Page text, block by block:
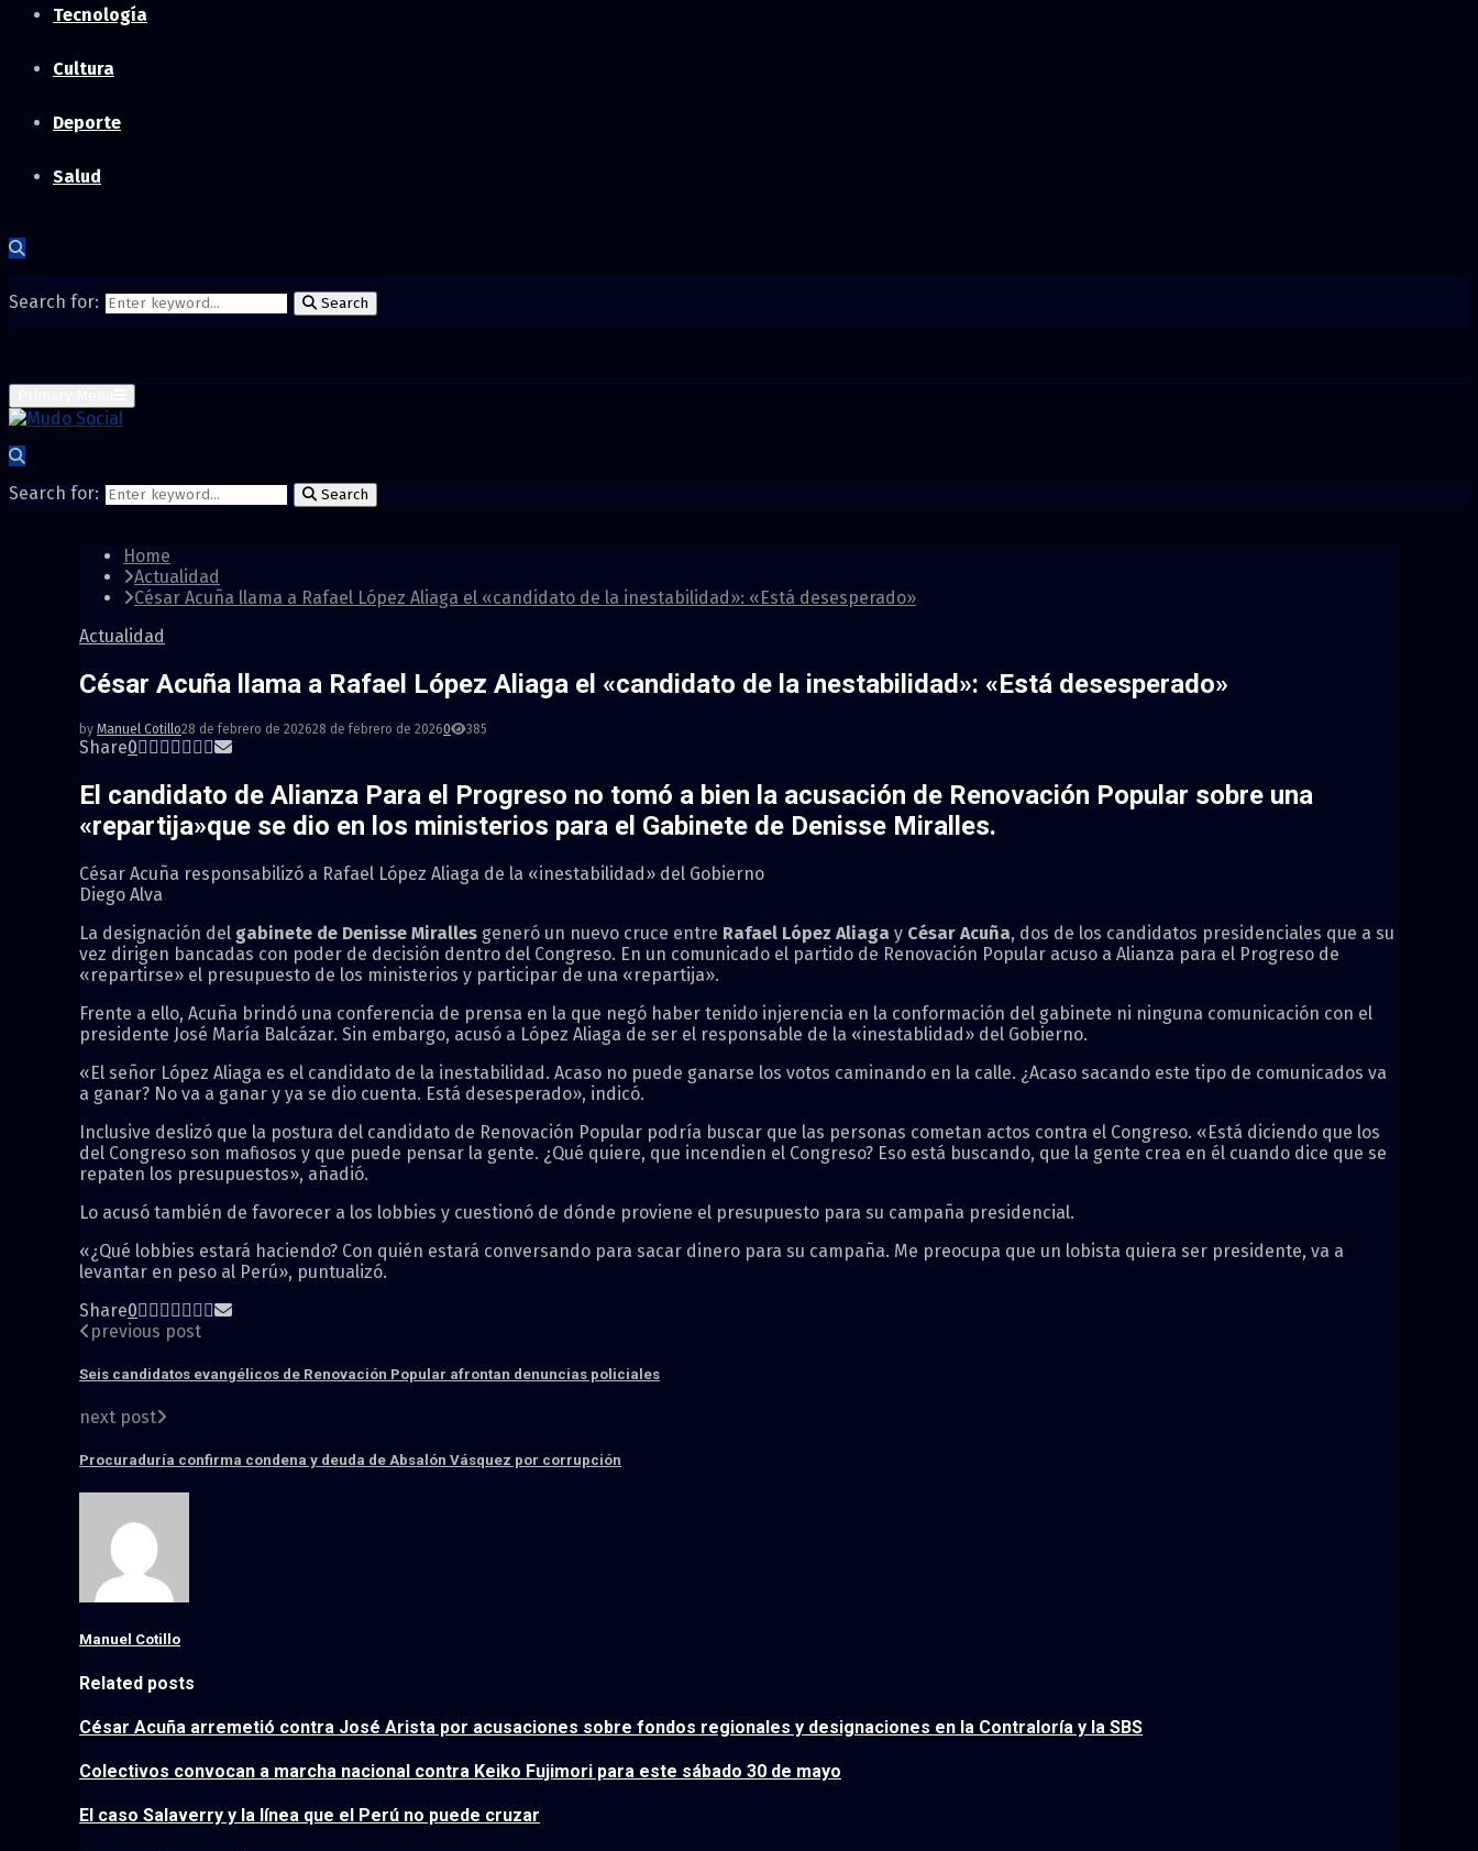
Tecnología
Cultura
Deporte
Salud
Search for: Search
Search for: Search
Home
Actualidad
César Acuña llama a Rafael López Aliaga el «candidato de la inestabilidad»: «Está desesperado»
Actualidad
César Acuña llama a Rafael López Aliaga el «candidato de la inestabilidad»: «Está desesperado»
by Manuel Cotillo28 de febrero de 202628 de febrero de 20260 385
Share0
El candidato de Alianza Para el Progreso no tomó a bien la acusación de Renovación Popular sobre una
«repartija»que se dio en los ministerios para el Gabinete de Denisse Miralles.
César Acuña responsabilizó a Rafael López Aliaga de la «inestabilidad» del Gobierno
Diego Alva
La designación del gabinete de Denisse Miralles generó un nuevo cruce entre Rafael López Aliaga y César Acuña, dos de los candidatos presidenciales que a su
vez dirigen bancadas con poder de decisión dentro del Congreso. En un comunicado el partido de Renovación Popular acuso a Alianza para el Progreso de
«repartirse» el presupuesto de los ministerios y participar de una «repartija».
Frente a ello, Acuña brindó una conferencia de prensa en la que negó haber tenido injerencia en la conformación del gabinete ni ninguna comunicación con el
presidente José María Balcázar. Sin embargo, acusó a López Aliaga de ser el responsable de la «inestablidad» del Gobierno.
«El señor López Aliaga es el candidato de la inestabilidad. Acaso no puede ganarse los votos caminando en la calle. ¿Acaso sacando este tipo de comunicados va
a ganar? No va a ganar y ya se dio cuenta. Está desesperado», indicó.
Inclusive deslizó que la postura del candidato de Renovación Popular podría buscar que las personas cometan actos contra el Congreso. «Está diciendo que los
del Congreso son mafiosos y que puede pensar la gente. ¿Qué quiere, que incendien el Congreso? Eso está buscando, que la gente crea en él cuando dice que se
repaten los presupuestos», añadió.
Lo acusó también de favorecer a los lobbies y cuestionó de dónde proviene el presupuesto para su campaña presidencial.
«¿Qué lobbies estará haciendo? Con quién estará conversando para sacar dinero para su campaña. Me preocupa que un lobista quiera ser presidente, va a
levantar en peso al Perú», puntualizó.
Share0
previous post
Seis candidatos evangélicos de Renovación Popular afrontan denuncias policiales
next post
Procuraduría confirma condena y deuda de Absalón Vásquez por corrupción
Manuel Cotillo
Related posts
César Acuña arremetió contra José Arista por acusaciones sobre fondos regionales y designaciones en la Contraloría y la SBS
Colectivos convocan a marcha nacional contra Keiko Fujimori para este sábado 30 de mayo
El caso Salaverry y la línea que el Perú no puede cruzar